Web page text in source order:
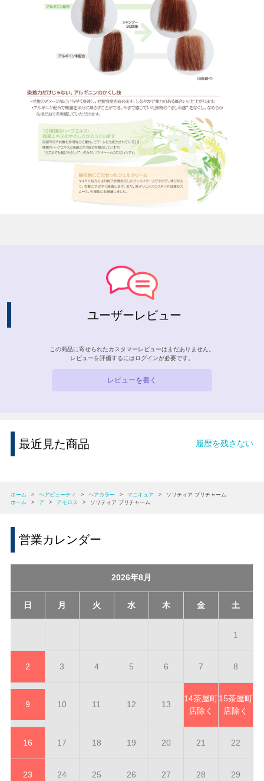
ユーザーレビュー
この商品に寄せられたカスタマーレビューはまだありません。
レビューを評価するには ログインが必要です。
レビューを書く
最近見た商品 履歴を残さない
ホーム > ヘアビューティ > ヘアカラー > マニキュア >
ソリティア プリチャーム
ホーム
> ア > アモロス > ソリティア プリチャーム
営業カレンダー
2026年8月
日 月 火 水 木 金 土
1
2 3 4 5 6 7 8
9 10 11 12 13
14茶屋町
店除く
15茶屋町
店除く
16 17 18 19 20 21 22
23 24 25 26 27 28 29